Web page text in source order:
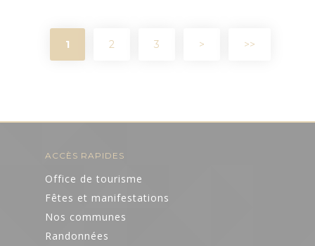
1 2 3 > >>
ACCÈS RAPIDES
Office de tourisme
Fêtes et manifestations
Nos communes
Randonnées